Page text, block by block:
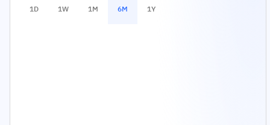
1D 1W 1M 6M 1Y